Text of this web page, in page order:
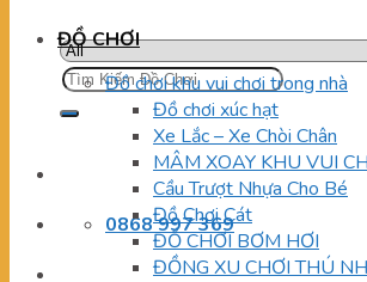
Tìm
kiếm:
0868 997 369
ĐỒ CHƠI
Đồ chơi khu vui chơi trong nhà
Đồ chơi xúc hạt
Xe Lắc – Xe Chòi Chân
MÂM XOAY KHU VUI
Cầu Trượt Nhựa Cho Bé
Đồ Chơi Cát
ĐỒ CHƠI BƠM HƠI
ĐỒNG XU CHƠI THÚ